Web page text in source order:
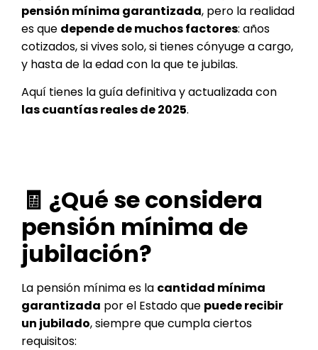
pensión mínima garantizada, pero la realidad
es que depende de muchos factores: años
cotizados, si vives solo, si tienes cónyuge a cargo,
y hasta de la edad con la que te jubilas.
Aquí tienes la guía definitiva y actualizada con
las cuantías reales de 2025.
🧾 ¿Qué se considera
pensión mínima de
jubilación?
La pensión mínima es la cantidad mínima
garantizada por el Estado que puede recibir
un jubilado, siempre que cumpla ciertos
requisitos: